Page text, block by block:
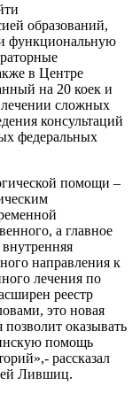
образований,
функциональную
в Центре
на 20 коек и
сложных
консультаций
федеральных
помощи –
а главное
направления к
лечения по
реестр
это новая
позволит оказывать
помощь
рассказал
Лившиц.